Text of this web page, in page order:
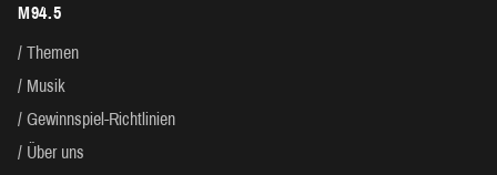
M94.5
Themen
Musik
Gewinnspiel-Richtlinien
Über uns